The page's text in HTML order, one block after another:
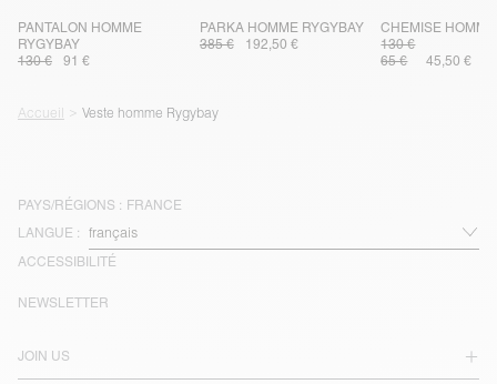
PANTALON HOMME
RYGYBAY
130 €
91 €
PARKA HOMME RYGYBAY
385 €
192,50 €
CHEMISE
130 €
65 €
45,50 €
Accueil Veste homme Rygybay
PAYS/RÉGIONS : FRANCE
LANGUE :
ACCESSIBILITÉ
JOIN US
NEWSLETTER